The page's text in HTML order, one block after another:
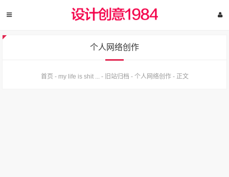
个人网络创作
首页 - my life is shit ...- 旧站归档 - 个人网络创作- 正文